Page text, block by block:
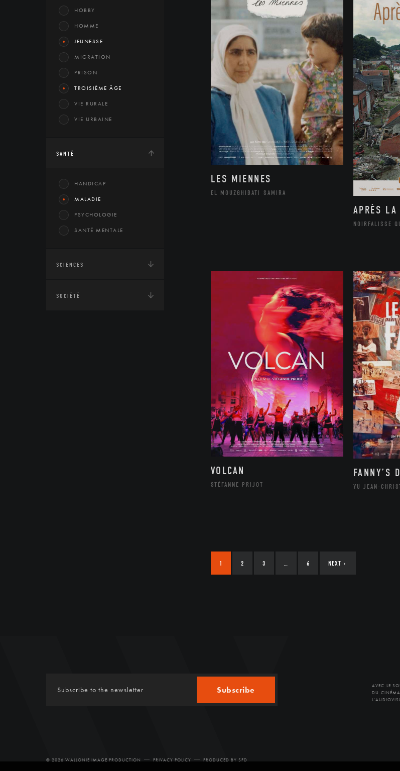
HOBBY
HOMME
JEUNESSE
MIGRATION
PRISON
TROISIÈME ÂGE
VIE RURALE
VIE URBAINE
SANTÉ
HANDICAP
MALADIE
PSYCHOLOGIE
SANTÉ MENTALE
SCIENCES
SOCIÉTÉ
LES MIENNES
EL MOUZGHIBATI SAMIRA
APRÈS
NOIRFALISSE
VOLCAN
STÉFANNE PRIJOT
FANNY’S
YU JEAN-
1 2 3 6 NEXT ›
Subscribe
AVEC LE
DU
© 2026 WALLONIE IMAGE PRODUCTION PRIVACY POLICY PRODUCED BY SFD